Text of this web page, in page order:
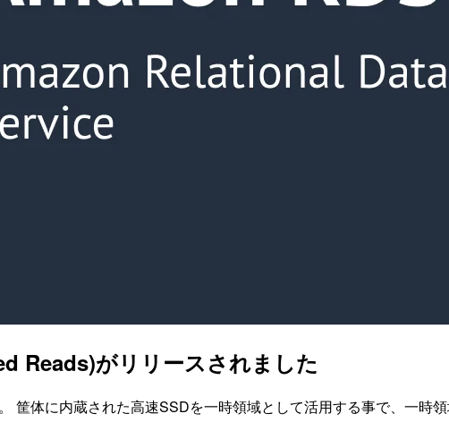
Reads)がリリースされました
筐体に内蔵された高速SSDを一時領域として活用する事で、一時